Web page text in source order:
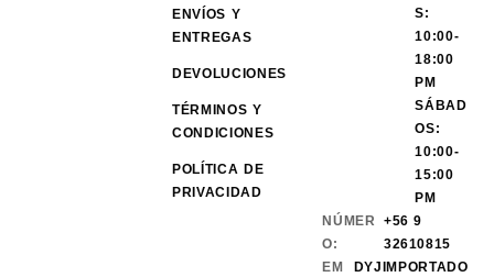
ENVÍOS Y
ENTREGAS
DEVOLUCIONES
TÉRMINOS Y
CONDICIONES
POLÍTICA DE
PRIVACIDAD
S:
10:00-
18:00
PM
SÁBAD
OS:
10:00-
15:00
PM
NÚMER
O:
+56 9
32610815
EM
DYJIMPORTADO